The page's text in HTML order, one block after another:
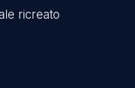
ricreato